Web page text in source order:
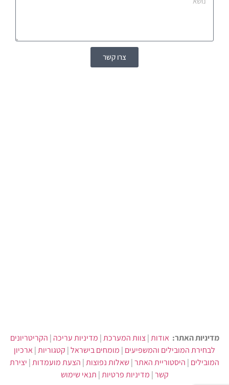
צרו קשר
מדיניות האתר: אודות|צוות המערכת| מדיניות עריכה | הקריטריונים
לבחירת המובילים והמשפיעים | מומחים בישראל| קטגוריות| ארכיון
המובילים | היסטוריית האתר|שאלות נפוצות| הצעת מועמדות| יצירת
קשר| מדיניות פרטיות| תנאי שימוש